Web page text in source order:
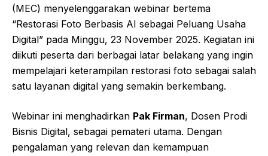
(MEC) menyelenggarakan webinar bertema
“Restorasi Foto Berbasis AI sebagai Peluang Usaha
Digital” pada Minggu, 23 November 2025. Kegiatan ini
diikuti peserta dari berbagai latar belakang yang ingin
mempelajari keterampilan restorasi foto sebagai salah
satu layanan digital yang semakin berkembang.
Webinar ini menghadirkan Pak Firman, Dosen Prodi
Bisnis Digital, sebagai pemateri utama. Dengan
pengalaman yang relevan dan kemampuan